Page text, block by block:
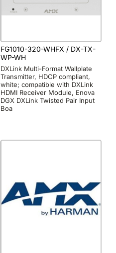
FG1010-320-WHFX / DX-TX-
WP-WH
DXLink Multi-Format Wallplate
Transmitter, HDCP compliant,
white; compatible with DXLink
HDMI Receiver Module, Enova
DGX DXLink Twisted Pair Input
Boa